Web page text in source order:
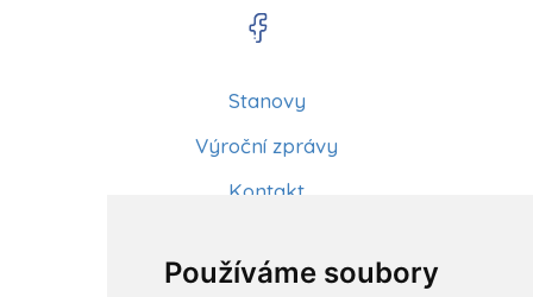
Používáme soubory
Stanovy
Výroční zprávy
Kontakt
Články